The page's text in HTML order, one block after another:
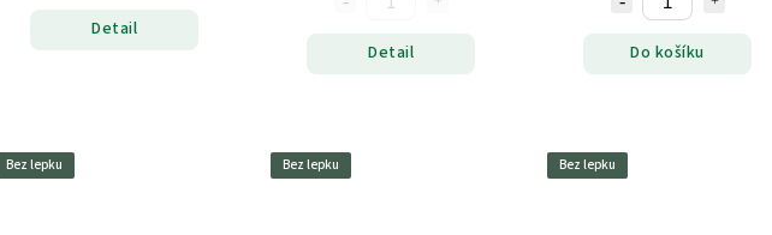
Detail
Detail Do košíku
Bez lepku Bez lepku Bez lepku